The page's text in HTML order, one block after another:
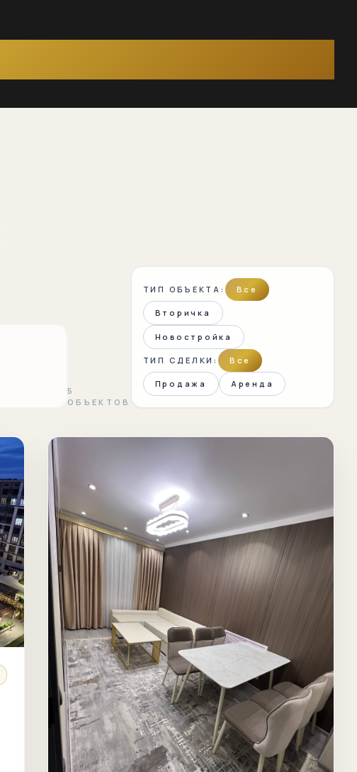
5
ОБЪЕКТОВ
ТИП ОБЪЕКТА: Все
Вторичка
Новостройка
ТИП СДЕЛКИ: Все
Продажа Аренда